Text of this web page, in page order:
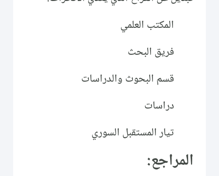
المكتب العلمي
فريق البحث
قسم البحوث والدراسات
دراسات
تيار المستقبل السوري
المراجع: